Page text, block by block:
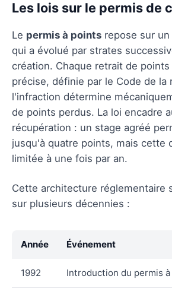
Les lois sur le permis de
Le permis à points repose sur
qui a évolué par strates
création. Chaque retrait de
précise, définie par le Code de la
l'infraction détermine
de points perdus. La loi encadre
récupération : un stage agréé
jusqu'à quatre points, mais cette
limitée à une fois par an.
Cette architecture réglementaire
sur plusieurs décennies :
Année Événement
1992 Introduction du permis